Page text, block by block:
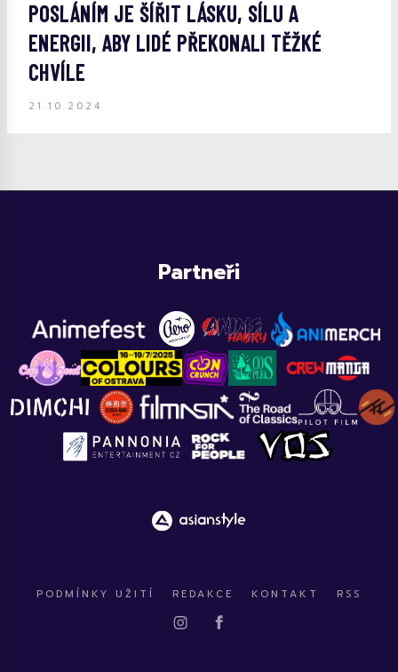
POSLÁNÍM JE ŠÍŘIT LÁSKU, SÍLU A
ENERGII, ABY LIDÉ PŘEKONALI TĚŽKÉ
CHVÍLE
21.10.2024
Partneři
PODMÍNKY UŽITÍ REDAKCE KONTAKT RSS